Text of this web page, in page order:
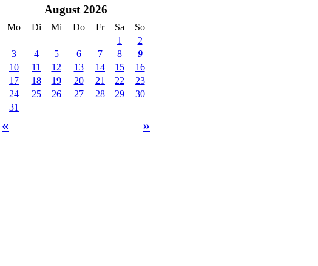
August 2026
Mo Di Mi Do Fr Sa
So
1
2
3
4 5 6 7 8
9
10
11 12 13 14 15
16
17
18 19 20 21 22
23
24
25 26 27 28 29
30
31
« »